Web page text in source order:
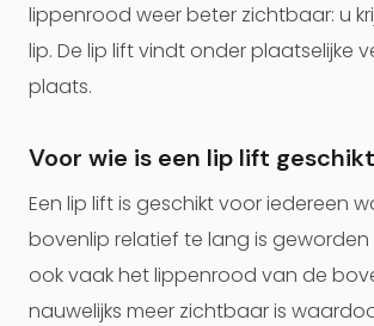
lippenrood weer beter zichtbaar: u
lip. De lip lift vindt onder plaatselijke
plaats.
Voor wie is een lip lift
Een lip lift is geschikt voor iedereen
bovenlip relatief te lang is geworden
ook vaak het lippenrood van de
nauwelijks meer zichtbaar is